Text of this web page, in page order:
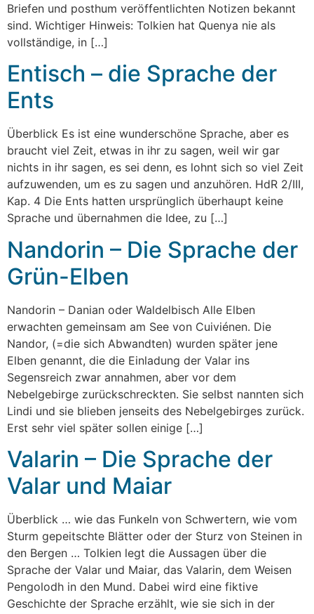
Briefen und posthum veröffentlichten Notizen bekannt
sind. Wichtiger Hinweis: Tolkien hat Quenya nie als
vollständige, in […]
Entisch – die Sprache der
Ents
Überblick Es ist eine wunderschöne Sprache, aber es
braucht viel Zeit, etwas in ihr zu sagen, weil wir gar
nichts in ihr sagen, es sei denn, es lohnt sich so viel Zeit
aufzuwenden, um es zu sagen und anzuhören. HdR 2/III,
Kap. 4 Die Ents hatten ursprünglich überhaupt keine
Sprache und übernahmen die Idee, zu […]
Nandorin – Die Sprache der
Grün-Elben
Nandorin – Danian oder Waldelbisch Alle Elben
erwachten gemeinsam am See von Cuiviénen. Die
Nandor, (=die sich Abwandten) wurden später jene
Elben genannt, die die Einladung der Valar ins
Segensreich zwar annahmen, aber vor dem
Nebelgebirge zurückschreckten. Sie selbst nannten sich
Lindi und sie blieben jenseits des Nebelgebirges zurück.
Erst sehr viel später sollen einige […]
Valarin – Die Sprache der
Valar und Maiar
Überblick … wie das Funkeln von Schwertern, wie vom
Sturm gepeitschte Blätter oder der Sturz von Steinen in
den Bergen … Tolkien legt die Aussagen über die
Sprache der Valar und Maiar, das Valarin, dem Weisen
Pengolodh in den Mund. Dabei wird eine fiktive
Geschichte der Sprache erzählt, wie sie sich in der